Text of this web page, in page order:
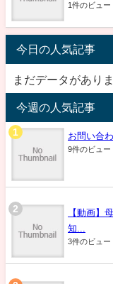
1件のビュー
今日の人気記事
まだデータがあり
今週の人気記事
お問い合
9件のビュー
【動画】
知...
3件のビュー